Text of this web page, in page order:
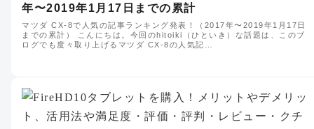
年〜2019年1月17日までの累計
マツダ CX-8で人気の記事ランキング発表！（2017年〜2019年1月17日
までの累計） こんにちは。今回のhitoiki（ひといき）な話題は、このブ
ログでも度々取り上げるマツダ CX-8の人気記…